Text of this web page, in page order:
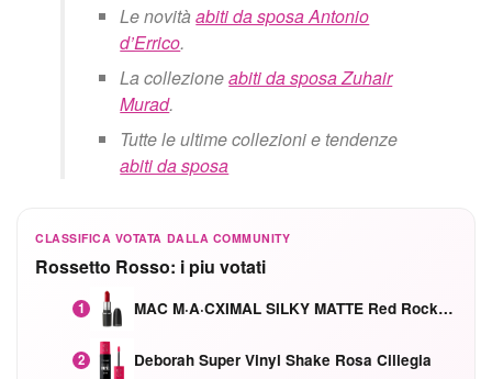
Le novitàabiti da sposa Antonio
d’Errico.
La collezioneabiti da sposa Zuhair
Murad.
Tutte le ultime collezioni e tendenze
abiti da sposa
CLASSIFICA VOTATA DALLA COMMUNITY
Rossetto Rosso: i piu votati
1 MAC M·A·CXIMAL SILKY MATTE Red Rock mat
2 Deborah Super Vinyl Shake Rosa Ciliegia